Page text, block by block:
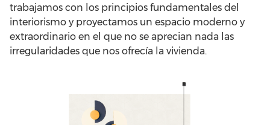
trabajamos con los principios fundamentales del
interiorismo y proyectamos un espacio moderno y
extraordinario en el que no se aprecian nada las
irregularidades que nos ofrecía la vivienda.